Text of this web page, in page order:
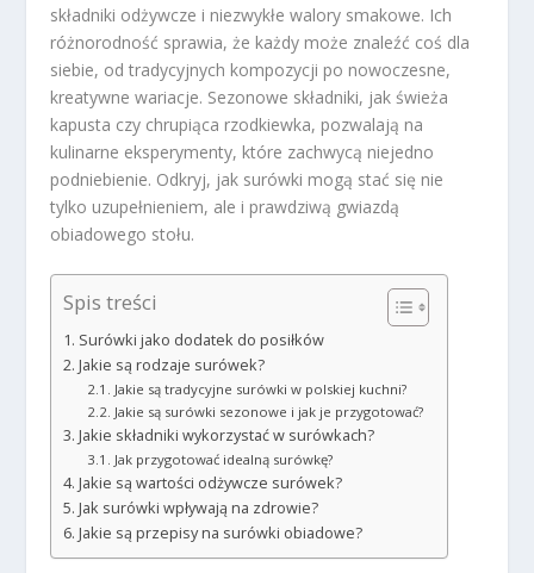
składniki odżywcze i niezwykłe walory smakowe. Ich
różnorodność sprawia, że każdy może znaleźć coś dla
siebie, od tradycyjnych kompozycji po nowoczesne,
kreatywne wariacje. Sezonowe składniki, jak świeża
kapusta czy chrupiąca rzodkiewka, pozwalają na
kulinarne eksperymenty, które zachwycą niejedno
podniebienie. Odkryj, jak surówki mogą stać się nie
tylko uzupełnieniem, ale i prawdziwą gwiazdą
obiadowego stołu.
Spis treści
Surówki jako dodatek do posiłków
Jakie są rodzaje surówek?
Jakie są tradycyjne surówki w polskiej kuchni?
Jakie są surówki sezonowe i jak je przygotować?
Jakie składniki wykorzystać w surówkach?
Jak przygotować idealną surówkę?
Jakie są wartości odżywcze surówek?
Jak surówki wpływają na zdrowie?
Jakie są przepisy na surówki obiadowe?